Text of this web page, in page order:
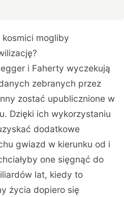
kosmici mogliby
i Faherty wyczekują
zebranych przez
zostać upublicznione w
Dzięki ich wykorzystaniu
dodatkowe
gwiazd w kierunku od i
one sięgnąć do
lat, kiedy to
życia dopiero się